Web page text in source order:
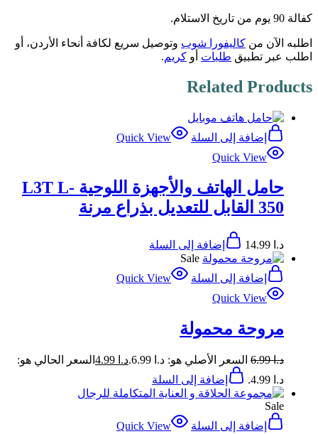
كفالة 90 يوم من تاريخ الاستلام.
اطلبه الآن من كاليفورا شوب وتوصيل سريع لكافة أنحاء الأردن، أو
اطلب عبر تطبيق طلبات أو كريم.
Related Products
إضافة إلى السلة
Quick View
Quick View
حامل الهاتف والأجهزة اللوحية L3T L-
350 القابل للتعديل بذراع مرنة
د.ا
إضافة إلى السلة
Sale
إضافة إلى السلة
Quick View
Quick View
مروحة محمولة
د.ا6.99 السعر الأصلي هو: د.ا 6.99. د.ا
السعر الحالي هو:
د.ا 4.99.
إضافة إلى السلة
Sale
إضافة إلى السلة
Quick View